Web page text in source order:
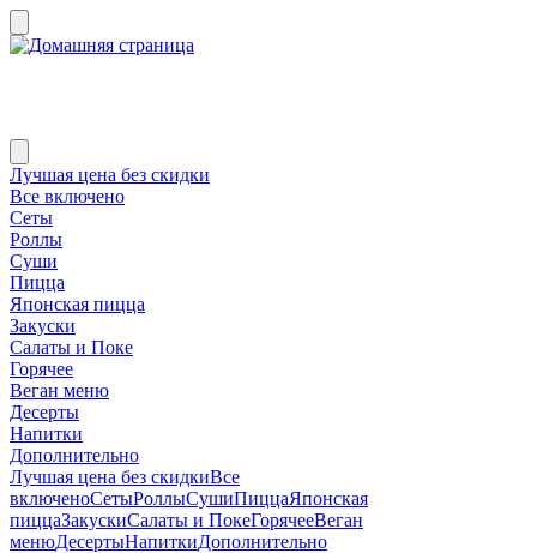
Лучшая цена без скидки
Все включено
Сеты
Роллы
Суши
Пицца
Японская пицца
Закуски
Салаты и Поке
Горячее
Веган меню
Десерты
Напитки
Дополнительно
Лучшая цена без скидкиВсе
включеноСетыРоллыСушиПиццаЯпонская
пиццаЗакускиСалаты и ПокеГорячееВеган
менюДесертыНапиткиДополнительно